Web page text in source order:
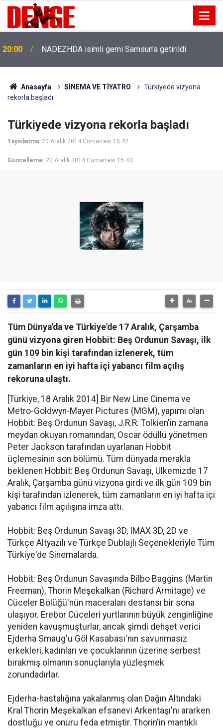
20:00 NADEZHDA isimli gemi Samsun'a getirildi
Anasayfa SİNEMA VE TİYATRO
Türkiyede vizyona
rekorla başladı
Türkiyede vizyona rekorla başladı
Yayınlanma: 20 Aralık 2014 Cumartesi 15:42
Güncelleme: 20 Aralık 2014 Cumartesi 15:43
Tüm Dünya'da ve Türkiye'de 17 Aralık, Çarşamba
günü vizyona giren Hobbit: Beş Ordunun Savaşı, ilk
gün 109 bin kişi tarafından izlenerek, tüm
zamanların en iyi hafta içi yabancı film açılış
rekoruna ulaştı.
[Türkiye, 18 Aralık 2014] Bir New Line Cinema ve
Metro-Goldwyn-Mayer Pictures (MGM), yapımı olan
Hobbit: Beş Ordunun Savaşı, J.R.R. Tolkien'in zamana
meydan okuyan romanından, Oscar ödüllü yönetmen
Peter Jackson tarafından uyarlanan Hobbit
üçlemesinin son bölümü. Tüm dünyada merakla
beklenen Hobbit: Beş Ordunun Savaşı, Ülkemizde 17
Aralık, Çarşamba günü vizyona girdi ve ilk gün 109 bin
kişi tarafından izlenerek, tüm zamanların en iyi hafta içi
yabancı film açılışına imza attı.
Hobbit: Beş Ordunun Savaşı 3D, IMAX 3D, 2D ve
Türkçe Altyazılı ve Türkçe Dublajlı Seçenekleriyle Tüm
Türkiye'de Sinemalarda.
Hobbit: Beş Ordunun Savaşında Bilbo Baggins (Martin
Freeman), Thorin Meşekalkan (Richard Armitage) ve
Cüceler Bölüğü'nün maceraları destansı bir sona
ulaşıyor. Erebor Cüceleri yurtlarının büyük zenginliğine
yeniden kavuşmuşturlar, ancak şimdi dehşet verici
Ejderha Smaug'u Göl Kasabası'nın savunmasız
erkekleri, kadınları ve çocuklarının üzerine serbest
bırakmış olmanın sonuçlarıyla yüzleşmek
zorundadırlar.
Ejderha-hastalığına yakalanmış olan Dağın Altındaki
Kral Thorin Meşekalkan efsanevi Arkentaşı'nı ararken
dostluğu ve onuru feda etmiştir. Thorin'in mantıklı